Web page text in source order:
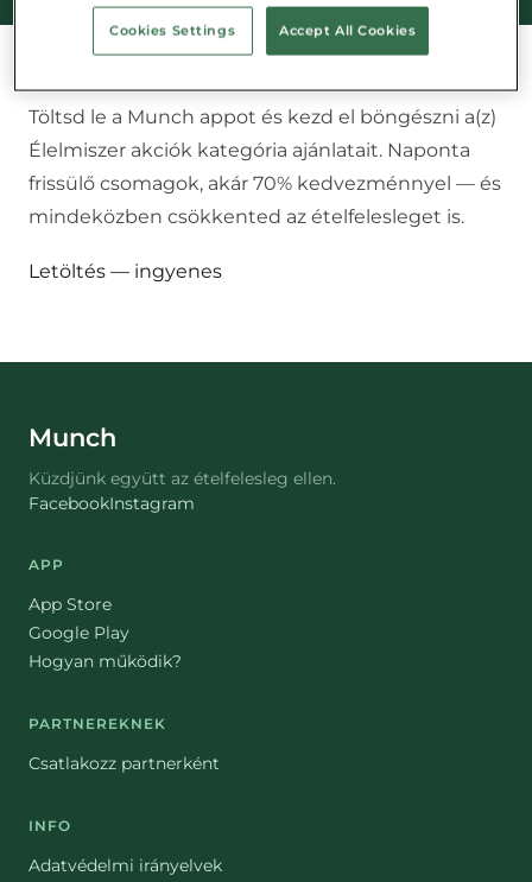
Töltsd le a Munch appot és kezd el böngészni a(z)
Élelmiszer akciók kategória ajánlatait. Naponta
frissülő csomagok, akár 70% kedvezménnyel — és
mindeközben csökkented az ételfelesleget is.
Letöltés — ingyenes
Munch
Küzdjünk együtt az ételfelesleg ellen.
FacebookInstagram
APP
App Store
Google Play
Hogyan működik?
PARTNEREKNEK
Csatlakozz partnerként
INFO
Adatvédelmi irányelvek
Cookies Settings Accept All Cookies